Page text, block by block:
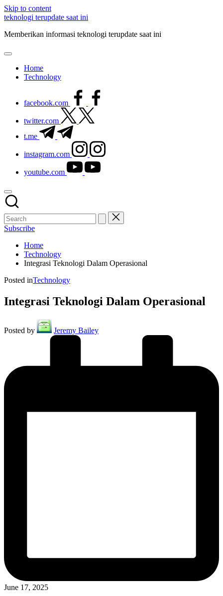
Skip to content
teknologi terupdate saat ini
Memberikan informasi teknologi terupdate saat ini
Home
Technology
facebook.com
twitter.com
t.me
instagram.com
youtube.com
Subscribe
Home
Technology
Integrasi Teknologi Dalam Operasional
Posted inTechnology
Integrasi Teknologi Dalam Operasional
Posted by Jeremy Bailey
June 17, 2025